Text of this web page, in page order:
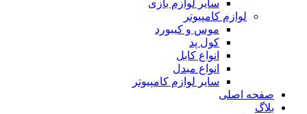
سایر لوازم بازی
لوازم کامپیوتر
موس و کیبورد
کول پد
انواع کابل
انواع مبدل
سایر لوازم کامپیوتر
صفحه اصلی
بلاگ